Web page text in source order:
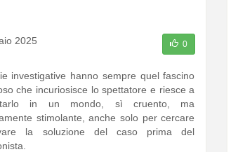
2025 0
investigative hanno sempre quel fascino
che incuriosisce lo spettatore e riesce a
in un mondo, sì cruento, ma
stimolante, anche solo per cercare
la soluzione del caso prima del